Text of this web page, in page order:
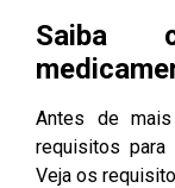
Saiba
Antes de
requisitos para
Veja os